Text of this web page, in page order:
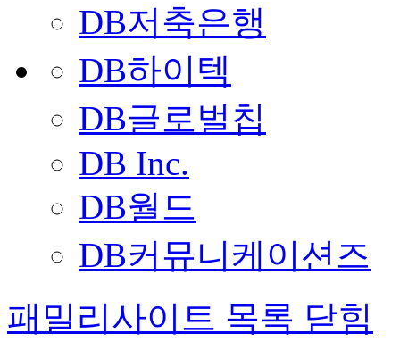
DB저축은행
DB하이텍
DB글로벌칩
DB Inc.
DB월드
DB커뮤니케이션즈
패밀리사이트 목록 닫힘